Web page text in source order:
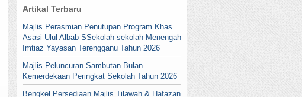
Artikal Terbaru
Majlis Perasmian Penutupan Program Khas
Asasi Ulul Albab SSekolah-sekolah Menengah
Imtiaz Yayasan Terengganu Tahun 2026
Majlis Peluncuran Sambutan Bulan
Kemerdekaan Peringkat Sekolah Tahun 2026
Bengkel Persediaan Majlis Tilawah & Hafazan